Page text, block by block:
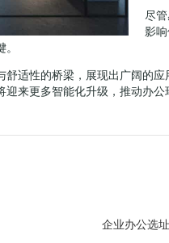
尽
影
适性的桥梁，展现出广阔的
来更多智能化升级，推动办公
企业办公选